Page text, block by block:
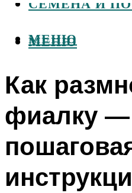
СЕМЕНА И
МЕНЮ
МЕНЮ
Как
фиалку —